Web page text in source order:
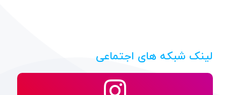
لینک شبکه های اجتماعی